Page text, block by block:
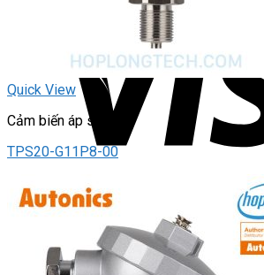
Quick View
Cảm biến áp suất
TPS20-G11P8-00